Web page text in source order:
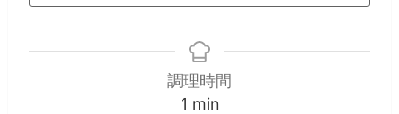
調理時間
1 minute
min